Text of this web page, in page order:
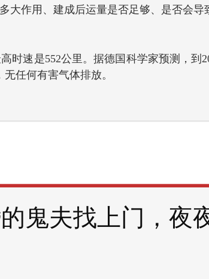
大作用、建成后运量是否足够、是否会导
速是552公里。据德国科学家预测，到
任何有害气体排放。
鬼夫找上门，夜